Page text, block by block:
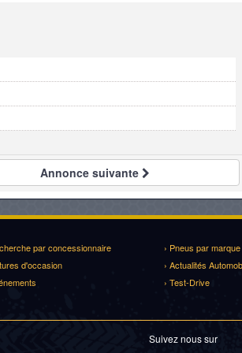
Annonce suivante
par concessionnaire
› Pneus par marque
d'occasion
› Actualités
› Test-Drive
Suivez nous sur